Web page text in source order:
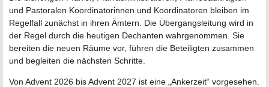
und Pastoralen Koordinatorinnen und Koordinatoren bleiben im
Regelfall zunächst in ihren Ämtern. Die Übergangsleitung wird in
der Regel durch die heutigen Dechanten wahrgenommen. Sie
bereiten die neuen Räume vor, führen die Beteiligten zusammen
und begleiten die nächsten Schritte.
Von Advent 2026 bis Advent 2027 ist eine „Ankerzeit“ vorgesehen.